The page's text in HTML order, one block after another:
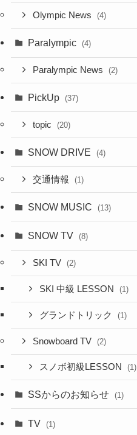
Olympic News (4)
Paralympic (4)
Paralympic News (2)
PickUp (37)
topic (20)
SNOW DRIVE (4)
交通情報 (1)
SNOW MUSIC (13)
SNOW TV (8)
SKI TV (2)
SKI 中級 LESSON (1)
グランドトリック (1)
Snowboard TV (2)
スノボ初級LESSON (1)
SSからのお知らせ (1)
TV (1)